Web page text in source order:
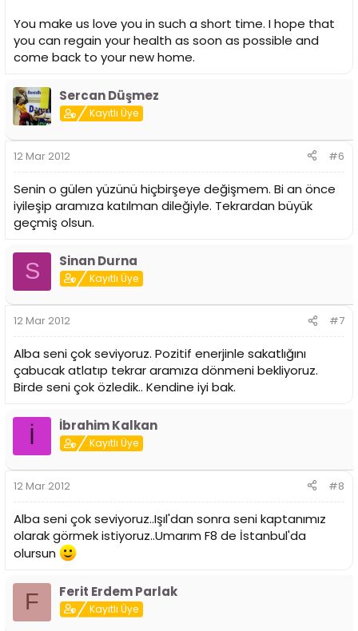
You make us love you in such a short time. I hope that
you can regain your health as soon as possible and
come back to your new home.
Sercan Düşmez
Kayıtlı Üye
12 Mar 2012 #6
Senin o gülen yüzünü hiçbirşeye değişmem. Bi an önce
iyileşip aramıza katılman dileğiyle. Tekrardan büyük
geçmiş olsun.
S Sinan Durna
Kayıtlı Üye
12 Mar 2012 #7
Alba seni çok seviyoruz. Pozitif enerjinle sakatlığını
çabucak atlatıp tekrar aramıza dönmeni bekliyoruz.
Birde seni çok özledik.. Kendine iyi bak.
İ İbrahim Kalkan
Kayıtlı Üye
12 Mar 2012 #8
Alba seni çok seviyoruz..Işıl'dan sonra seni kaptanımız
olarak görmek istiyoruz..Umarım F8 de İstanbul'da
olursun
F Ferit Erdem Parlak
Kayıtlı Üye